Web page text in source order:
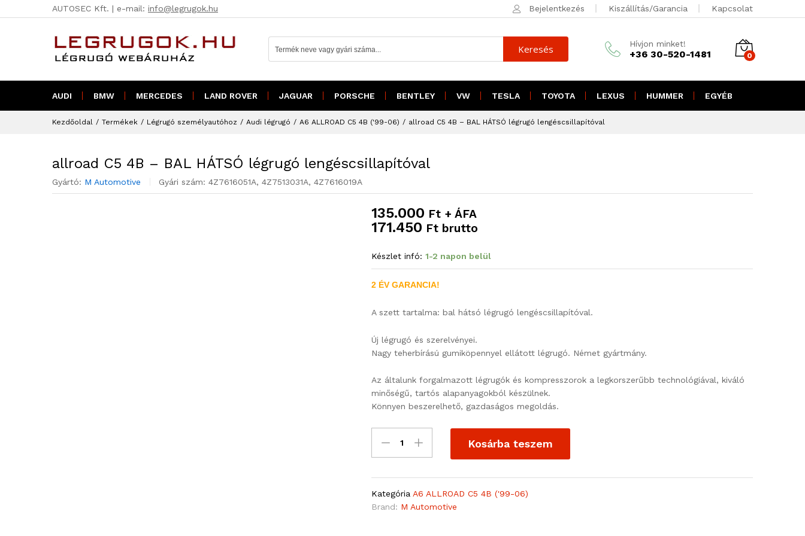
AUTOSEC Kft. | e-mail: info@legrugok.hu Bejelentkezés Kiszállítás/Garancia Kapcsolat
Keresés Hívjon minket!
+36 30-520-1481 0
AUDI BMW MERCEDES LAND ROVER JAGUAR PORSCHE BENTLEY VW TESLA TOYOTA LEXUS HUMMER EGYÉB
Kezdőoldal / Termékek / Légrugó személyautóhoz / Audi légrugó / A6 ALLROAD C5 4B ('99-06) / allroad C5 4B – BAL HÁTSÓ légrugó lengéscsillapítóval
allroad C5 4B – BAL HÁTSÓ légrugó lengéscsillapítóval
Gyártó: M Automotive Gyári szám: 4Z7616051A, 4Z7513031A, 4Z7616019A
135.000 Ft + ÁFA
171.450 Ft brutto
Készlet infó: 1-2 napon belül
2 ÉV GARANCIA!
A szett tartalma: bal hátsó légrugó lengéscsillapítóval.
Új légrugó és szerelvényei.
Nagy teherbírású gumiköpennyel ellátott légrugó. Német gyártmány.
Az általunk forgalmazott légrugók és kompresszorok a legkorszerűbb technológiával, kiváló
minőségű, tartós alapanyagokból készülnek.
Könnyen beszerelhető, gazdaságos megoldás.
Kosárba teszem
KategóriaA6 ALLROAD C5 4B ('99-06)
Brand: M Automotive
allroad C5 4B - BAL HÁTSÓ légrugó lengéscsillapítóval
135.000Ft + ÁFA
171.450Ft brutto
Kosárba teszem